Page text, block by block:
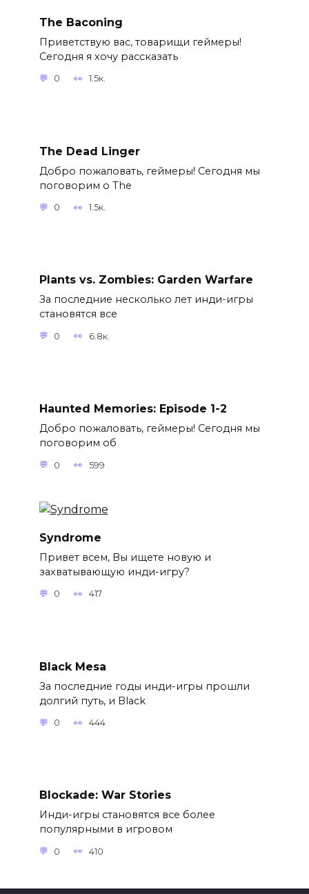
The Baconing
Приветствую вас, товарищи геймеры!
Сегодня я хочу рассказать
0 1.5к.
The Dead Linger
Добро пожаловать, геймеры! Сегодня мы
поговорим о The
0 1.5к.
Plants vs. Zombies: Garden Warfare
За последние несколько лет инди-игры
становятся все
0 6.8к.
Haunted Memories: Episode 1-2
Добро пожаловать, геймеры! Сегодня мы
поговорим об
0 599
Syndrome
Привет всем, Вы ищете новую и
захватывающую инди-игру?
0 417
Black Mesa
За последние годы инди-игры прошли
долгий путь, и Black
0 444
Blockade: War Stories
Инди-игры становятся все более
популярными в игровом
0 410